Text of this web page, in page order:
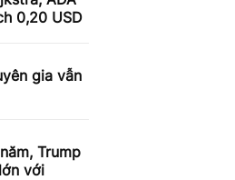
0,20 USD
gia vẫn
Trump
với